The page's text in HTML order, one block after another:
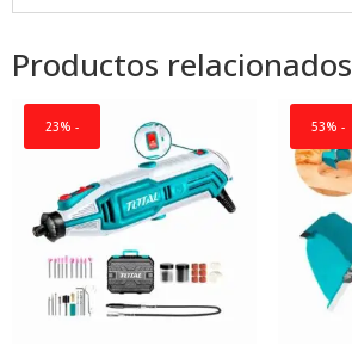
Productos relacionados
23% - 53% -